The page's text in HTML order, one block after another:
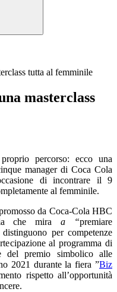
tutta al femminile
masterclass
percorso: ecco una
manager di Coca Cola
di incontrare il 9
al femminile.
da Coca-Cola HBC
che mira a “premiare
per competenze
al programma di
del premio simbolico alle
2021 durante la fiera ”Biz
rispetto all’opportunità